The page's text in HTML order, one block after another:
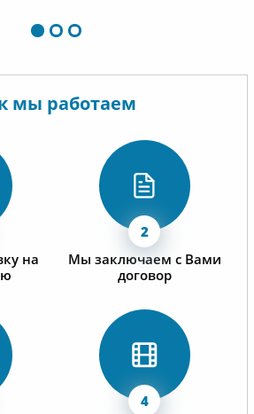
мы работаем
на
Мы заключаем с Вами
договор